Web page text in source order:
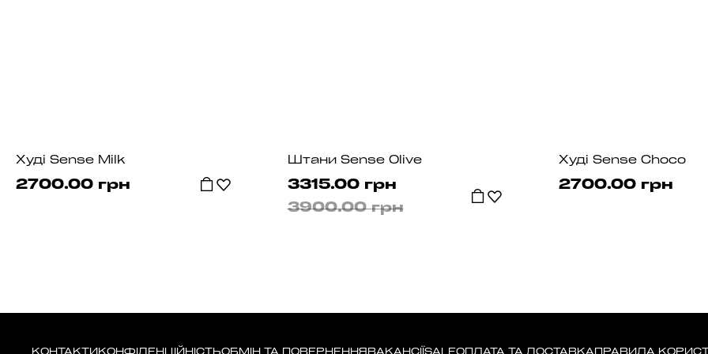
Худі Sense Milk
2700.00 грн
Штани Sense Olive
3315.00 грн
3900.00 грн
Худі Sense Choco
2700.00 грн